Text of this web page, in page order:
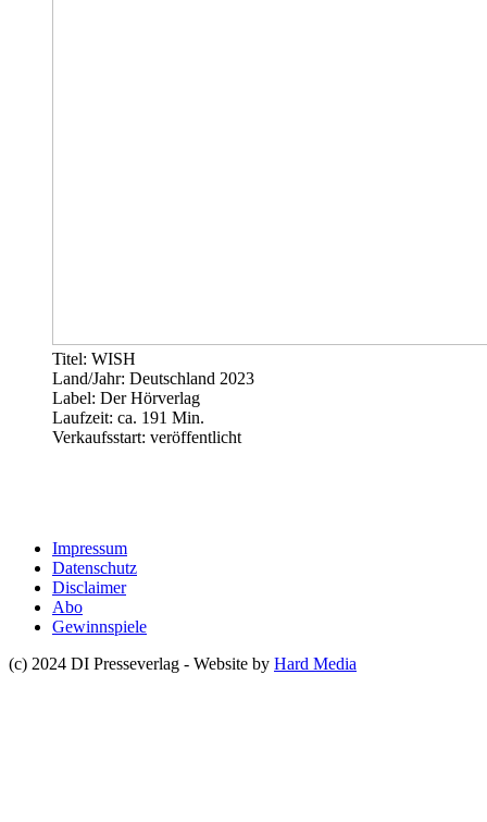
Titel: WISH
Land/Jahr: Deutschland 2023
Label: Der Hörverlag
Laufzeit: ca. 191 Min.
Verkaufsstart: veröffentlicht
Impressum
Datenschutz
Disclaimer
Abo
Gewinnspiele
(c) 2024 DI Presseverlag - Website by Hard Media